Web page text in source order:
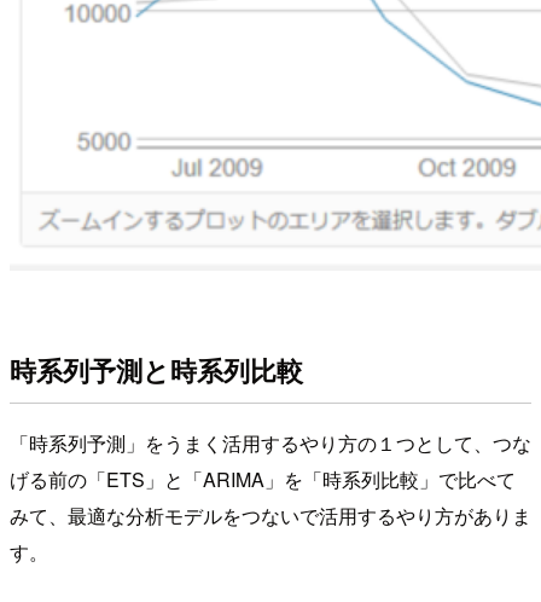
時系列予測と時系列比較
「時系列予測」をうまく活用するやり方の１つとして、つな
げる前の「ETS」と「ARIMA」を「時系列比較」で比べて
みて、最適な分析モデルをつないで活用するやり方がありま
す。